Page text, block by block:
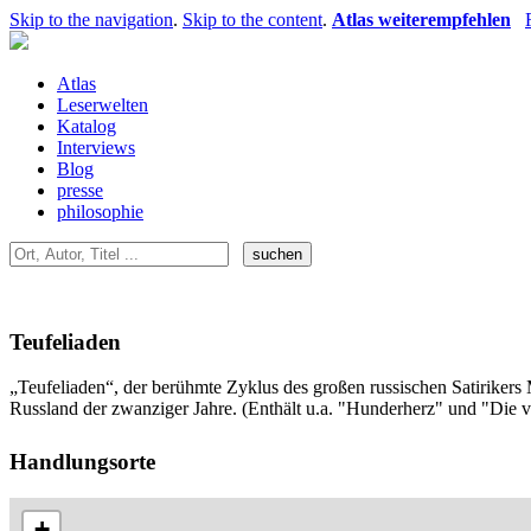
Skip to the navigation. Skip to the content. Atlas weiterempfehlen
Atlas
Leserwelten
Katalog
Interviews
Blog
presse
philosophie
Teufeliaden
„Teufeliaden“, der berühmte Zyklus des großen russischen
Russland der zwanziger Jahre. (Enthält u.a. "Hunderherz" und "Die
Handlungsorte